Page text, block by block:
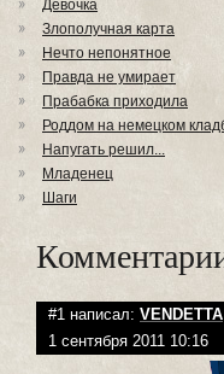
Девочка
Злополучная карта
Нечто непонятное
Правда не умирает
Прабабка приходила
Роддом на немецком
Напугать решил...
Младенец
Шаги
#1 написал: VENDETTA
1 сентября 2011 10:16